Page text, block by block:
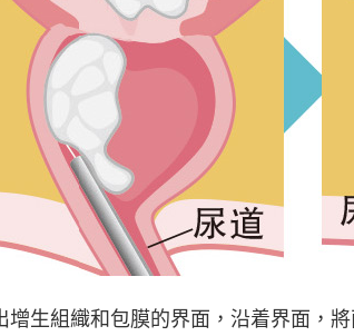
生組織和包膜的界面，沿着界面，